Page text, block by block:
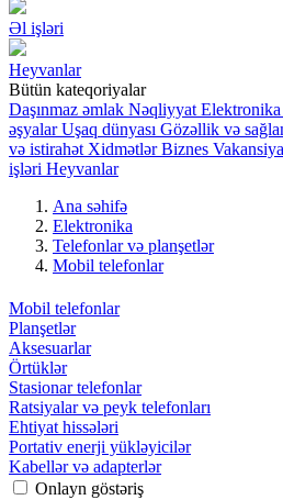
Əl işləri
Heyvanlar
Bütün kateqoriyalar
Daşınmaz əmlak Nəqliyyat Elektronika
əşyalar Uşaq dünyası Gözəllik və
və istirahət Xidmətlər Biznes
işləri Heyvanlar
Ana səhifə
Elektronika
Telefonlar və planşetlər
Mobil telefonlar
Mobil telefonlar
Planşetlər
Aksesuarlar
Örtüklər
Stasionar telefonlar
Ratsiyalar və peyk telefonları
Ehtiyat hissələri
Portativ enerji yükləyicilər
Kabellər və adapterlər
Onlayn göstəriş